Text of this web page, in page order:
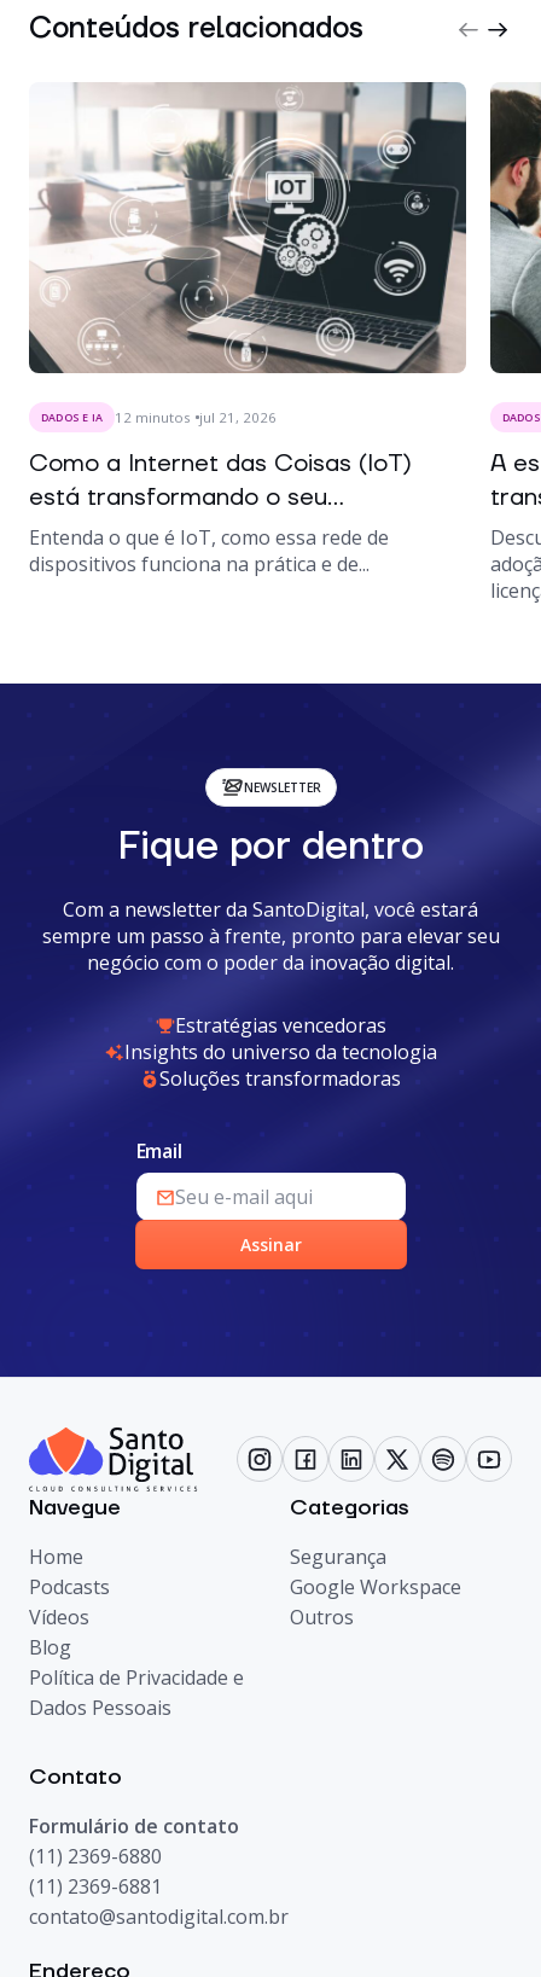
Conteúdos relacionados
DADOS E IA 12 minutos jul 21, 2026
Como a Internet das Coisas (IoT)
está transformando o seu...
Entenda o que é IoT, como essa rede de
dispositivos funciona na prática e de...
A
NEWSLETTER
Fique por dentro
Com a newsletter da SantoDigital, você estará
sempre um passo à frente, pronto para elevar seu
negócio com o poder da inovação digital.
Estratégias vencedoras
Insights do universo da tecnologia
Soluções transformadoras
Email
Assinar
Navegue
Home
Podcasts
Vídeos
Blog
Política de Privacidade e
Dados Pessoais
Categorias
Segurança
Google Workspace
Outros
Contato
Formulário de contato
(11) 2369-6880
(11) 2369-6881
contato@santodigital.com.br
Endereço